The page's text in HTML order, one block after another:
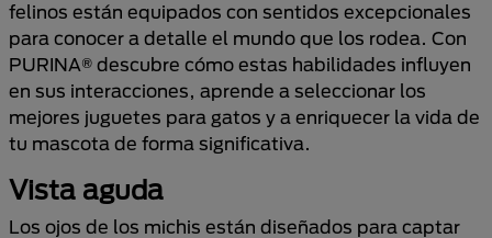
felinos están equipados con sentidos excepcionales
para conocer a detalle el mundo que los rodea. Con
PURINA® descubre cómo estas habilidades influyen
en sus interacciones, aprende a seleccionar los
mejores juguetes para gatos y a enriquecer la vida de
tu mascota de forma significativa.
Vista aguda
Los ojos de los michis están diseñados para captar